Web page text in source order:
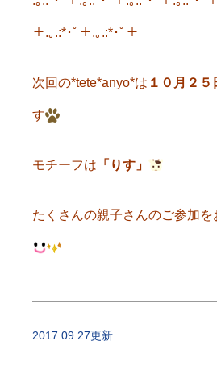
＋.｡.:*･ﾟ＋.｡.:*･ﾟ＋
次回の*tete*anyo*は １０月２
す
モチーフは 「りす」
たくさんの親子さんのご参加
2017.09.27更新